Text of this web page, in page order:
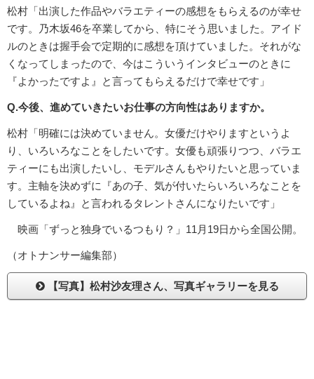
松村「出演した作品やバラエティーの感想をもらえるのが幸せ
です。乃木坂46を卒業してから、特にそう思いました。アイド
ルのときは握手会で定期的に感想を頂けていました。それがな
くなってしまったので、今はこういうインタビューのときに
『よかったですよ』と言ってもらえるだけで幸せです」
Q.今後、進めていきたいお仕事の方向性はありますか。
松村「明確には決めていません。女優だけやりますというよ
り、いろいろなことをしたいです。女優も頑張りつつ、バラエ
ティーにも出演したいし、モデルさんもやりたいと思っていま
す。主軸を決めずに『あの子、気が付いたらいろいろなことを
しているよね』と言われるタレントさんになりたいです」
映画「ずっと独身でいるつもり？」11月19日から全国公開。
（オトナンサー編集部）
【写真】松村沙友理さん、写真ギャラリーを見る